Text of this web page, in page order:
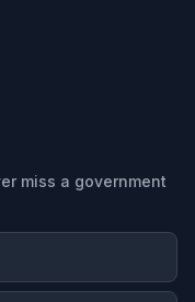
miss a government